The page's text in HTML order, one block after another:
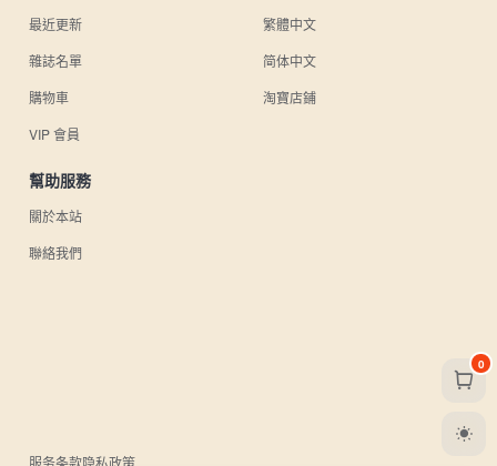
最近更新
雜誌名單
購物車
VIP 會員
繁體中文
简体中文
淘寶店鋪
幫助服務
關於本站
聯絡我們
服务条款隐私政策
0